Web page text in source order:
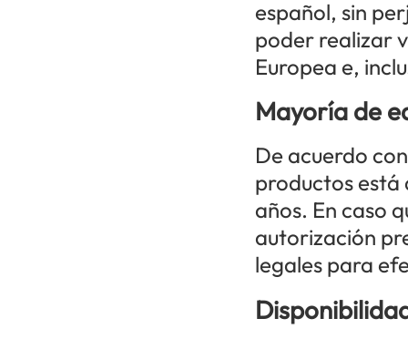
español, sin
poder realizar
Europea e,
Mayoría de
De acuerdo
productos está
años. En caso
autorización
legales para